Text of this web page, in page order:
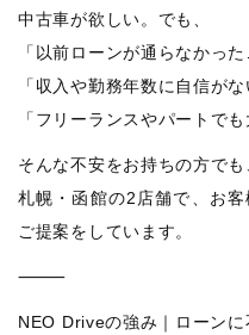
中古車が欲しい。でも、
「以前ローンが通らなかった
「収入や勤務年数に自信が
「フリーランスやパートで
そんな不安をお持ちの方で
札幌・函館の2店舗で、お
ご提案をしています。
⸻
NEO Driveの強み｜ローン